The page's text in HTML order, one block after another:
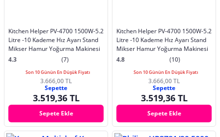
Kitchen Helper PV-4700 1500W-5.2
Litre -10 Kademe Hız Ayarı Stand
Mikser Hamur Yoğurma Makinesi
4.3
(7)
Son 10 Günün En Düşük Fiyatı
3.666,00 TL
Sepette
3.519,36 TL
Sepete Ekle
Kitchen Helper PV-4700 1500W-5.2
Litre -10 Kademe Hız Ayarı Stand
Mikser Hamur Yoğurma Makinesi
4.8
(10)
Son 10 Günün En Düşük Fiyatı
3.666,00 TL
Sepette
3.519,36 TL
Sepete Ekle